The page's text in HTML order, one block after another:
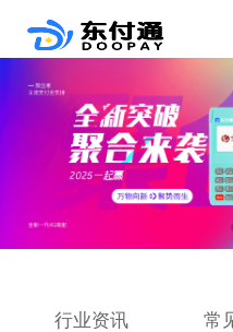
行业资讯 常